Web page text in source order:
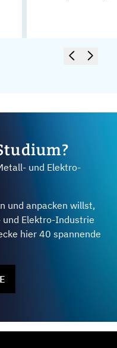
und Elektro-
und anpacken willst,
und Elektro-Industrie
hier 40 spannende